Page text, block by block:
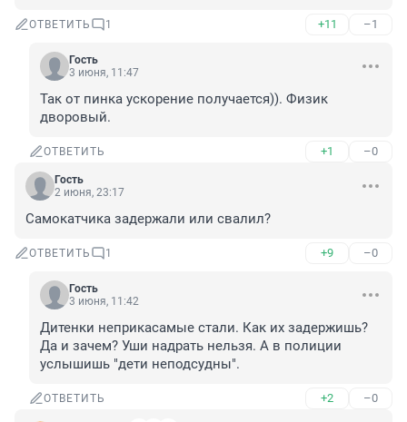
ОТВЕТИТЬ 1 +11 –1
Гость
3 июня, 11:47
Так от пинка ускорение получается)). Физик
дворовый.
ОТВЕТИТЬ +1 –0
Гость
2 июня, 23:17
Самокатчика задержали или свалил?
ОТВЕТИТЬ 1 +9 –0
Гость
3 июня, 11:42
Дитенки неприкасамые стали. Как их задержишь?
Да и зачем? Уши надрать нельзя. А в полиции
услышишь "дети неподсудны".
ОТВЕТИТЬ +2 –0